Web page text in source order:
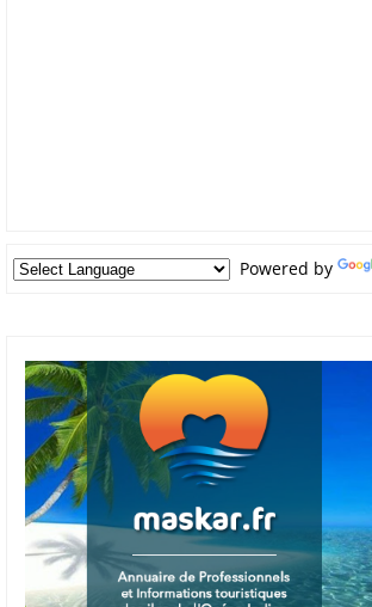
Powered by